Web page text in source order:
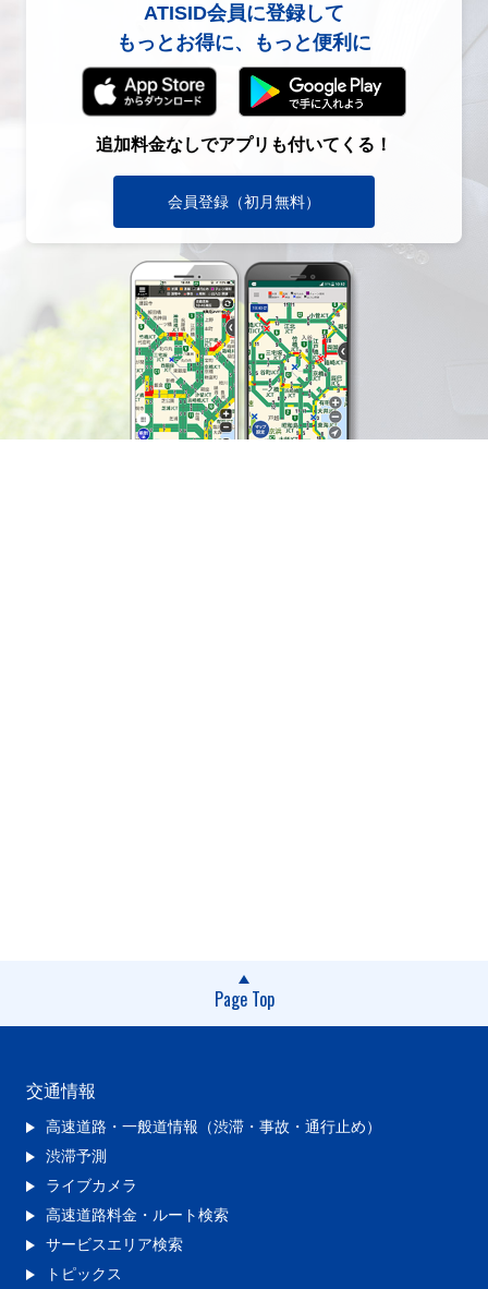
ATISID会員に登録して
もっとお得に、もっと便利に
追加料金なしでアプリも付いてくる！
会員登録（初月無料）
Page Top
交通情報
高速道路・一般道情報（渋滞・事故・通行止め）
渋滞予測
ライブカメラ
高速道路料金・ルート検索
サービスエリア検索
トピックス